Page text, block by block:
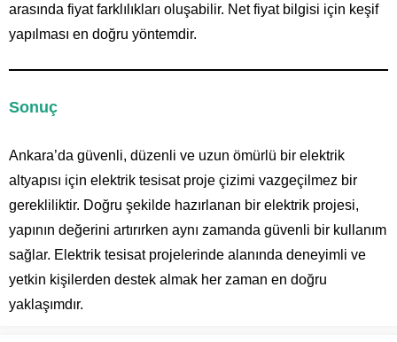
arasında fiyat farklılıkları oluşabilir. Net fiyat bilgisi için keşif
yapılması en doğru yöntemdir.
Sonuç
Ankara’da güvenli, düzenli ve uzun ömürlü bir elektrik
altyapısı için elektrik tesisat proje çizimi vazgeçilmez bir
gerekliliktir. Doğru şekilde hazırlanan bir elektrik projesi,
yapının değerini artırırken aynı zamanda güvenli bir kullanım
sağlar. Elektrik tesisat projelerinde alanında deneyimli ve
yetkin kişilerden destek almak her zaman en doğru
yaklaşımdır.